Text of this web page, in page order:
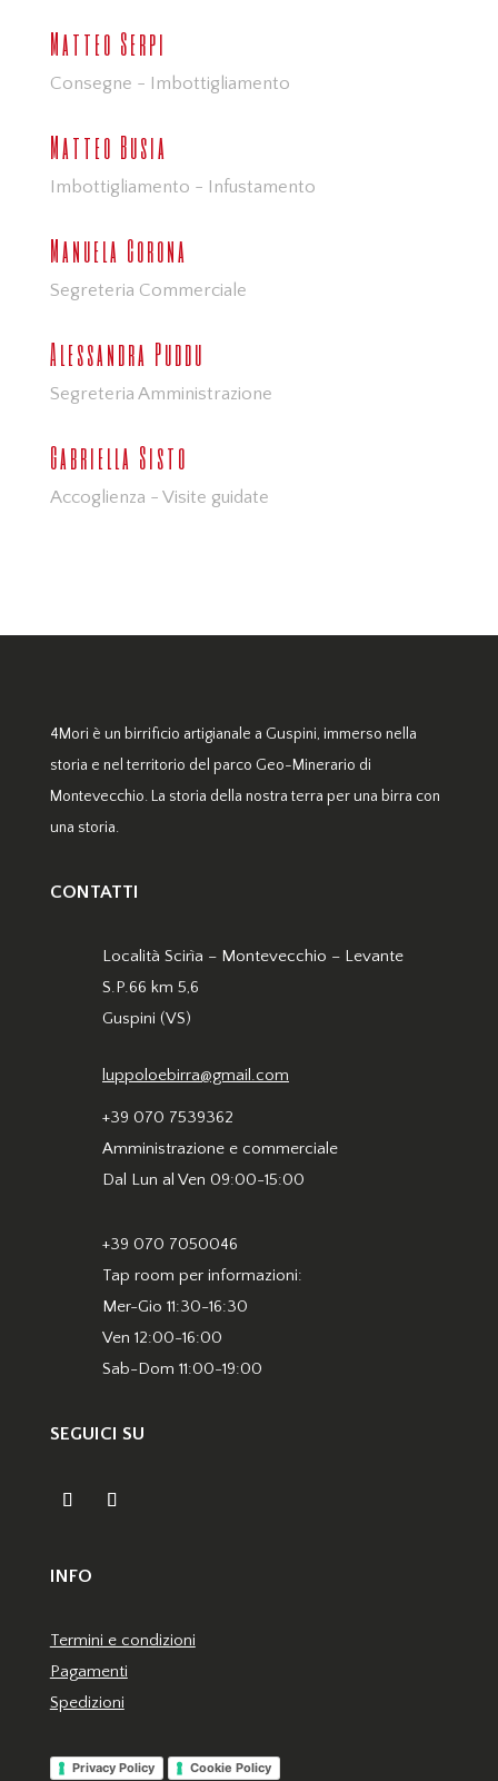
Matteo Serpi
Consegne - Imbottigliamento
Matteo Busia
Imbottigliamento - Infustamento
Manuela Corona
Segreteria Commerciale
Alessandra Puddu
Segreteria Amministrazione
Gabriella Sisto
Accoglienza - Visite guidate
4Mori è un birrificio artigianale a Guspini, immerso nella
storia e nel territorio del parco Geo-Minerario di
Montevecchio. La storia della nostra terra per una birra con
una storia.
CONTATTI
Località Scirìa – Montevecchio – Levante
S.P.66 km 5,6
Guspini (VS)
luppoloebirra@gmail.com
+39 070 7539362
Amministrazione e commerciale
Dal Lun al Ven 09:00-15:00
+39 070 7050046
Tap room per informazioni:
Mer-Gio 11:30-16:30
Ven 12:00-16:00
Sab-Dom 11:00-19:00
SEGUICI SU
INFO
Termini e condizioni
Pagamenti
Spedizioni
Privacy Policy Cookie Policy